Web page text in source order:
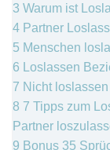
3 Warum ist
4 Partner
5 Menschen
6
Loslassen
7 Nicht
8 7 Tipps zum
Partner
9 Bonus 35